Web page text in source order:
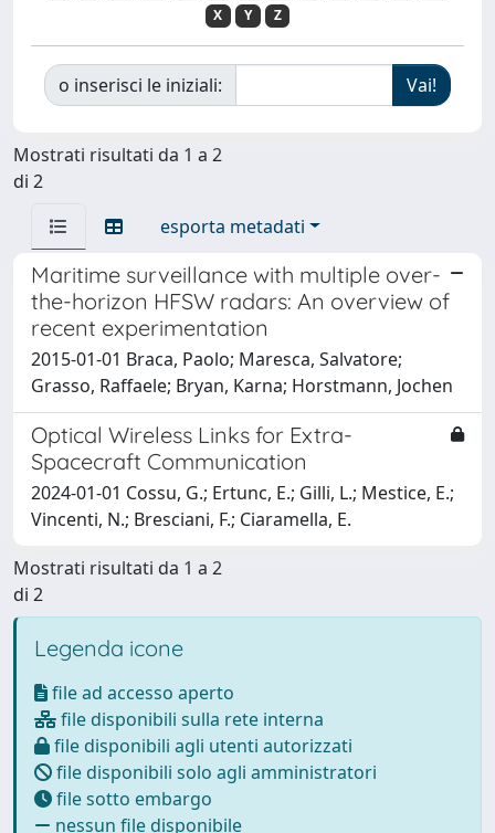
X
Y Z
o inserisci le iniziali:
Mostrati risultati da 1 a 2
di 2
esporta metadati
Maritime surveillance with multiple over-
the-horizon HFSW radars: An overview of
recent experimentation
2015-01-01 Braca, Paolo; Maresca, Salvatore;
Grasso, Raffaele; Bryan, Karna; Horstmann, Jochen
Optical Wireless Links for Extra-
Spacecraft Communication
2024-01-01 Cossu, G.; Ertunc, E.; Gilli, L.; Mestice, E.;
Vincenti, N.; Bresciani, F.; Ciaramella, E.
Mostrati risultati da 1 a 2
di 2
Legenda icone
file ad accesso aperto
file disponibili sulla rete interna
file disponibili agli utenti autorizzati
file disponibili solo agli amministratori
file sotto embargo
nessun file disponibile